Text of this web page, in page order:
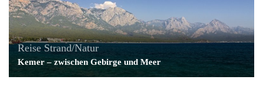
Reise Strand/Natur
Kemer – zwischen Gebirge und Meer